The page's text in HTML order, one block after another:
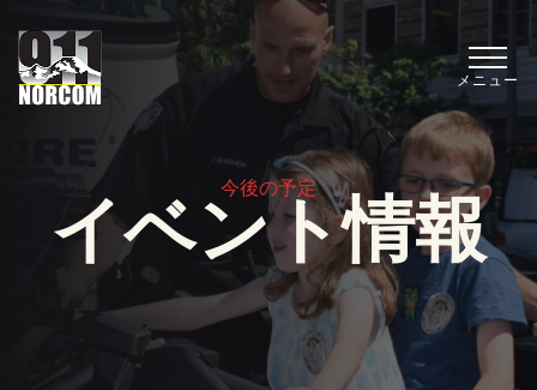
メニュー
今後の予定
イベント情報